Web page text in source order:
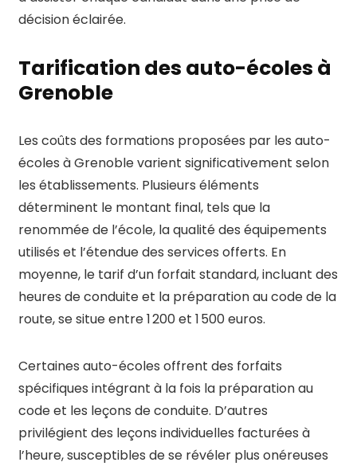
décision éclairée.
Tarification des auto-écoles à
Grenoble
Les coûts des formations proposées par les auto-
écoles à Grenoble varient significativement selon
les établissements. Plusieurs éléments
déterminent le montant final, tels que la
renommée de l’école, la qualité des équipements
utilisés et l’étendue des services offerts. En
moyenne, le tarif d’un forfait standard, incluant des
heures de conduite et la préparation au code de la
route, se situe entre 1 200 et 1 500 euros.
Certaines auto-écoles offrent des forfaits
spécifiques intégrant à la fois la préparation au
code et les leçons de conduite. D’autres
privilégient des leçons individuelles facturées à
l’heure, susceptibles de se révéler plus onéreuses